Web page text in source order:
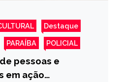
Destaque
PARAÍBA POLICIAL
pessoas e
em ação